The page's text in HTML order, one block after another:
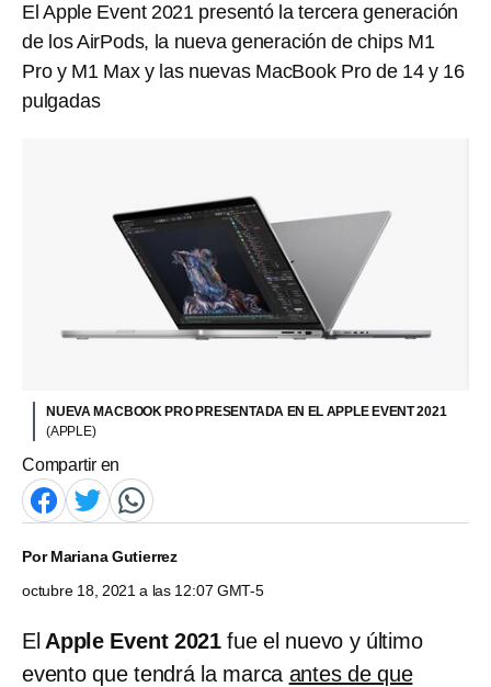
El Apple Event 2021 presentó la tercera generación
de los AirPods, la nueva generación de chips M1
Pro y M1 Max y las nuevas MacBook Pro de 14 y 16
pulgadas
NUEVA MACBOOK PRO PRESENTADA EN EL APPLE EVENT 2021
(APPLE)
Compartir en
PorMariana Gutierrez
octubre 18, 2021 a las 12:07 GMT-5
El Apple Event 2021 fue el nuevo y último
evento que tendrá la marca antes de que